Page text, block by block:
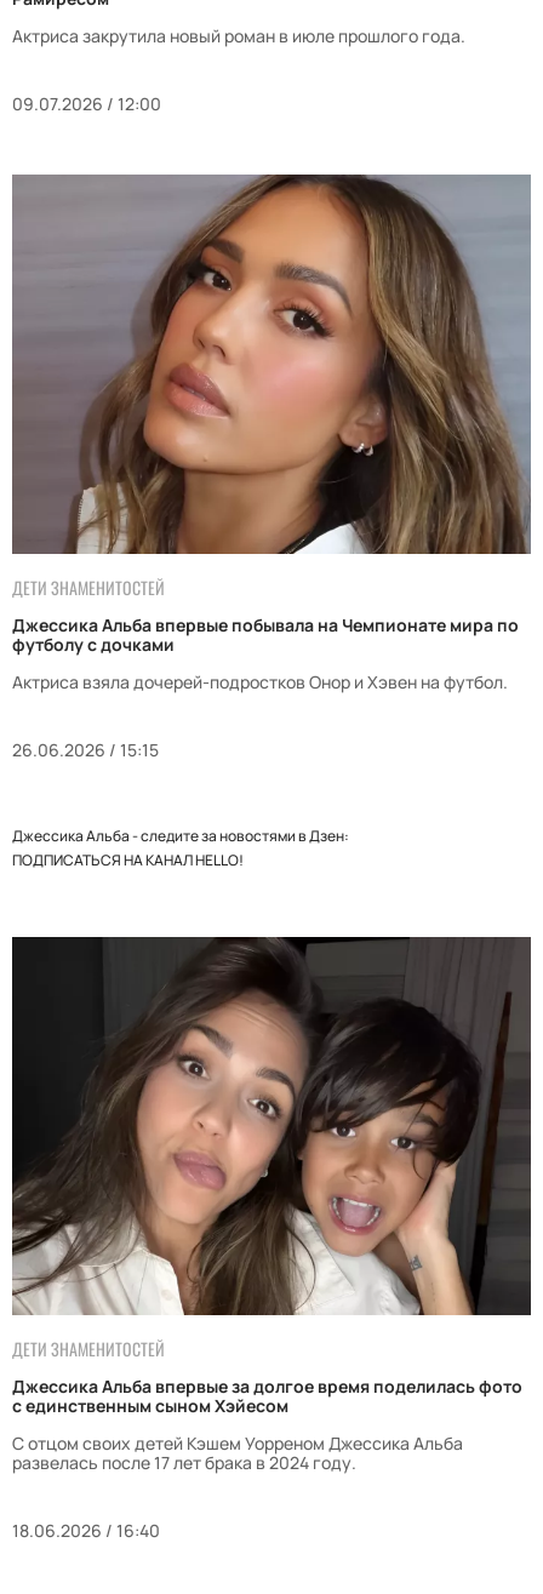
Актриса закрутила новый роман в июле прошлого года.
09.07.2026 / 12:00
ДЕТИ ЗНАМЕНИТОСТЕЙ
Джессика Альба впервые побывала на Чемпионате мира по
футболу с дочками
Актриса взяла дочерей-подростков Онор и Хэвен на футбол.
26.06.2026 / 15:15
Джессика Альба - следите за новостями в Дзен:
ПОДПИСАТЬСЯ НА КАНАЛ HELLO!
ДЕТИ ЗНАМЕНИТОСТЕЙ
Джессика Альба впервые за долгое время поделилась фото
с единственным сыном Хэйесом
С отцом своих детей Кэшем Уорреном Джессика Альба
развелась после 17 лет брака в 2024 году.
18.06.2026 / 16:40